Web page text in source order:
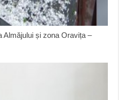
Almăjului și zona Oravița –